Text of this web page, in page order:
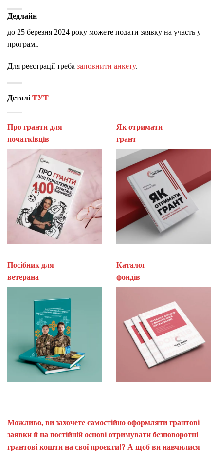
Дедлайн
до 25 березня 2024 року можете подати заявку на участь у
програмі.
Для реєстрації треба заповнити анкету.
Деталі ТУТ
Про гранти для
початківців
Як отримати
Посібник для
ветерана
Каталог
Можливо, ви захочете самостійно оформляти грантові
заявки й на постійній основі отримувати безповоротні
грантові кошти на свої проєкти!? А щоб ви навчилися